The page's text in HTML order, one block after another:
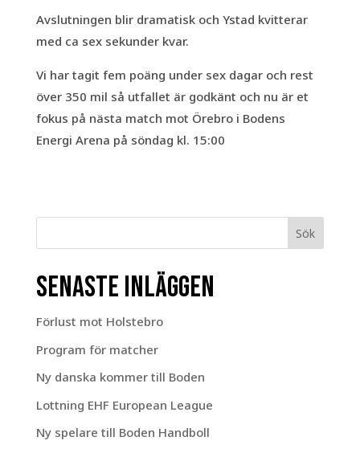
Avslutningen blir dramatisk och Ystad kvitterar
med ca sex sekunder kvar.
Vi har tagit fem poäng under sex dagar och rest
över 350 mil så utfallet är godkänt och nu är et
fokus på nästa match mot Örebro i Bodens
Energi Arena på söndag kl. 15:00
Sök
Senaste inläggen
Förlust mot Holstebro
Program för matcher
Ny danska kommer till Boden
Lottning EHF European League
Ny spelare till Boden Handboll